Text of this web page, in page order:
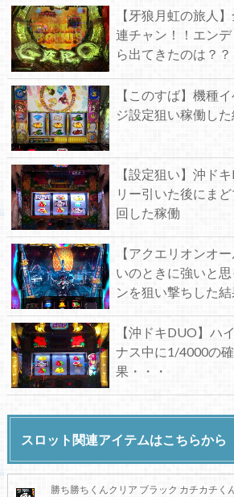
【牙狼月虹の旅人
連チャン！！エン
ら出てきたのは？？
【このすば】機種
ジ設定狙い稼働し
【設定狙い】沖ド
リー引いた後にま
回した稼働
【アクエリオンオ
いのときに強いと
ンを狙い撃ちした
【沖ドキDUO】ハ
ナス中に1/4000の
果・・・
スロット関連アイテムはこちらから
勝ち勝ちくんクリア ブラック カチカチく